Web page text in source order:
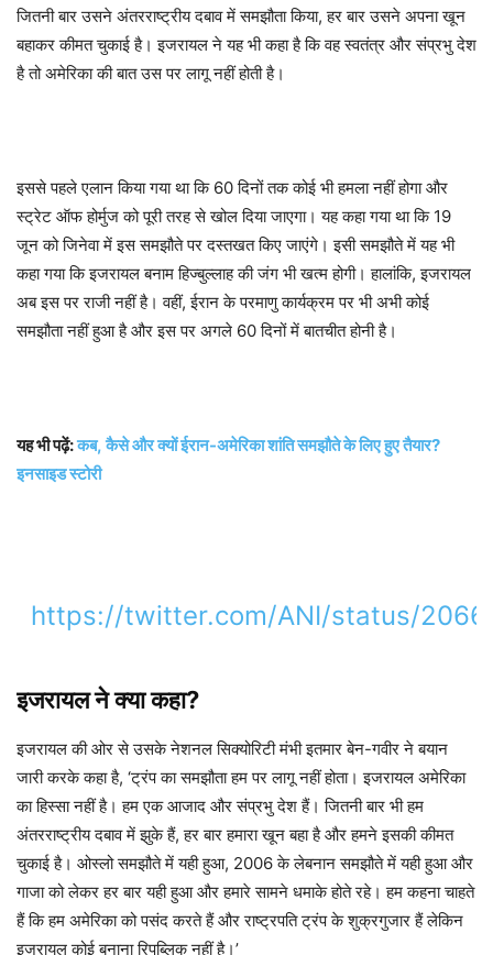
जितनी बार उसने अंतरराष्ट्रीय दबाव में समझौता किया, हर बार उसने अपना खून
बहाकर कीमत चुकाई है। इजरायल ने यह भी कहा है कि वह स्वतंत्र और संप्रभु देश
है तो अमेरिका की बात उस पर लागू नहीं होती है।
इससे पहले एलान किया गया था कि 60 दिनों तक कोई भी हमला नहीं होगा और
स्ट्रेट ऑफ होर्मुज को पूरी तरह से खोल दिया जाएगा। यह कहा गया था कि 19
जून को जिनेवा में इस समझौते पर दस्तखत किए जाएंगे। इसी समझौते में यह भी
कहा गया कि इजरायल बनाम हिज्बुल्लाह की जंग भी खत्म होगी। हालांकि, इजरायल
अब इस पर राजी नहीं है। वहीं, ईरान के परमाणु कार्यक्रम पर भी अभी कोई
समझौता नहीं हुआ है और इस पर अगले 60 दिनों में बातचीत होनी है।
यह भी पढ़ें:कब, कैसे और क्यों ईरान-अमेरिका शांति समझौते के लिए हुए तैयार?
इनसाइड स्टोरी
https://twitter.com/ANI/status/
इजरायल ने क्या कहा?
इजरायल की ओर से उसके नेशनल सिक्योरिटी मंभी इतमार बेन-गवीर ने बयान
जारी करके कहा है, ‘ट्रंप का समझौता हम पर लागू नहीं होता। इजरायल अमेरिका
का हिस्सा नहीं है। हम एक आजाद और संप्रभु देश हैं। जितनी बार भी हम
अंतरराष्ट्रीय दबाव में झुके हैं, हर बार हमारा खून बहा है और हमने इसकी कीमत
चुकाई है। ओस्लो समझौते में यही हुआ, 2006 के लेबनान समझौते में यही हुआ और
गाजा को लेकर हर बार यही हुआ और हमारे सामने धमाके होते रहे। हम कहना चाहते
हैं कि हम अमेरिका को पसंद करते हैं और राष्ट्रपति ट्रंप के शुक्रगुजार हैं लेकिन
इजरायल कोई बनाना रिपब्लिक नहीं है।’